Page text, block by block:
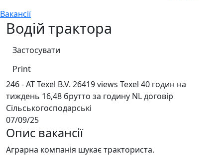
Вакансії
Водій трактора
Застосувати
Print
246 - AT Texel B.V. 26419 views Texel 40 годин на
тиждень 16,48 брутто за годину NL договір
Сільськогосподарські
07/09/25
Опис вакансії
Аграрна компанія шукає тракториста.